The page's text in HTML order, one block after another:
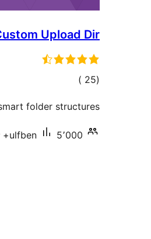
Upload Dir
(25
إجمالي)
folder structures.
ulfben 5٬000+ تنصيب نشط